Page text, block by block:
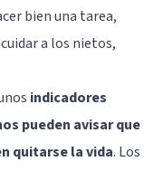
bien una tarea,
a los nietos,
indicadores
pueden avisar que
quitarse la vida. Los